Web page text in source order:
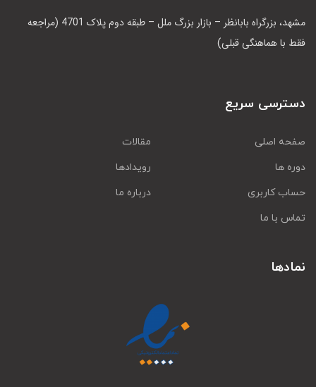
مشهد، بزرگراه بابانظر – بازار بزرگ ملل – طبقه دوم پلاک 4701 (مراجعه
فقط با هماهنگی قبلی)
دسترسی سریع
صفحه اصلی
مقالات
دوره ها
رویدادها
حساب کاربری
درباره ما
تماس با ما
نمادها